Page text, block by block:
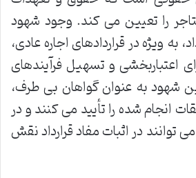
را تعیین می کند. وجود شهود
به ویژه در قراردادهای اجاره عادی،
اعتباربخشی و تسهیل فرآیندهای
شهود به عنوان گواهان بی طرف،
انجام شده را تأیید می کنند و در
توانند در اثبات مفاد قرارداد نقش